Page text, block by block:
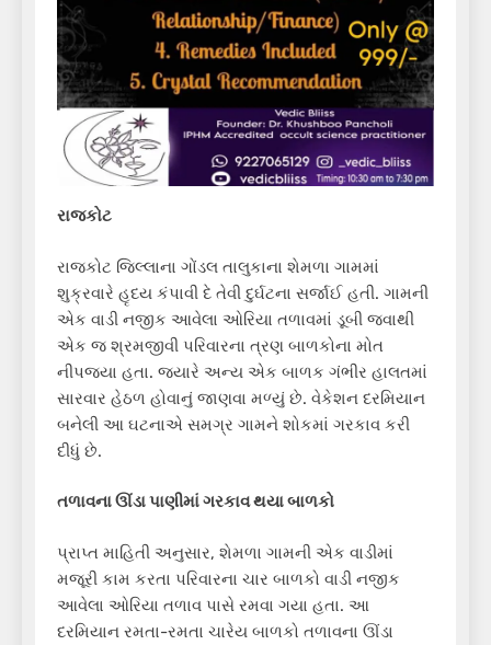
રાજકોટ
રાજકોટ જિલ્લાના ગોંડલ તાલુકાના શેમળા ગામમાં
શુક્રવારે હૃદય કંપાવી દે તેવી દુર્ઘટના સર્જાઈ હતી. ગામની
એક વાડી નજીક આવેલા ઓરિયા તળાવમાં ડૂબી જવાથી
એક જ શ્રમજીવી પરિવારના ત્રણ બાળકોના મોત
નીપજ્યા હતા. જ્યારે અન્ય એક બાળક ગંભીર હાલતમાં
સારવાર હેઠળ હોવાનું જાણવા મળ્યું છે. વેકેશન દરમિયાન
બનેલી આ ઘટનાએ સમગ્ર ગામને શોકમાં ગરકાવ કરી
દીધું છે.
તળાવના ઊંડા પાણીમાં ગરકાવ થયા બાળકો
પ્રાપ્ત માહિતી અનુસાર, શેમળા ગામની એક વાડીમાં
મજૂરી કામ કરતા પરિવારના ચાર બાળકો વાડી નજીક
આવેલા ઓરિયા તળાવ પાસે રમવા ગયા હતા. આ
દરમિયાન રમતા-રમતા ચારેય બાળકો તળાવના ઊંડા